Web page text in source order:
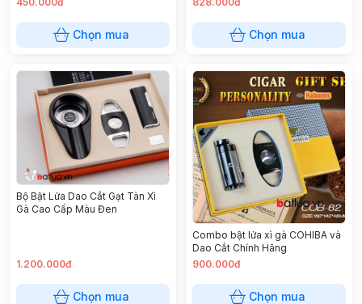
Chọn mua Chọn mua
Bộ Bật Lửa Dao Cắt Gạt Tàn Xì
Gà Cao Cấp Màu Đen
1.200.000đ
Chọn mua
Combo bật lửa xì gà COHIBA và
Dao Cắt Chính Hãng
900.000đ
Chọn mua